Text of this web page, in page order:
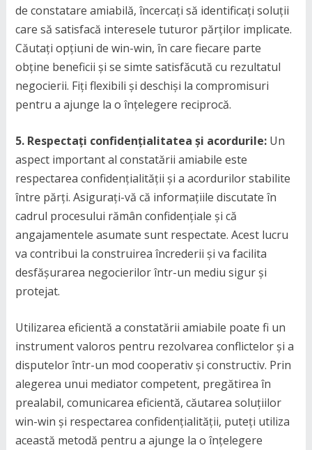
de constatare amiabilă, încercați să identificați soluții
care să satisfacă interesele tuturor părților implicate.
Căutați opțiuni de win-win, în care fiecare parte
obține beneficii și se simte satisfăcută cu rezultatul
negocierii. Fiți flexibili și deschiși la compromisuri
pentru a ajunge la o înțelegere reciprocă.
5. Respectați confidențialitatea și acordurile:Un
aspect important al constatării amiabile este
respectarea confidențialității și a acordurilor stabilite
între părți. Asigurați-vă că informațiile discutate în
cadrul procesului rămân confidențiale și că
angajamentele asumate sunt respectate. Acest lucru
va contribui la construirea încrederii și va facilita
desfășurarea negocierilor într-un mediu sigur și
protejat.
Utilizarea eficientă a constatării amiabile poate fi un
instrument valoros pentru rezolvarea conflictelor și a
disputelor într-un mod cooperativ și constructiv. Prin
alegerea unui mediator competent, pregătirea în
prealabil, comunicarea eficientă, căutarea soluțiilor
win-win și respectarea confidențialității, puteți utiliza
această metodă pentru a ajunge la o înțelegere